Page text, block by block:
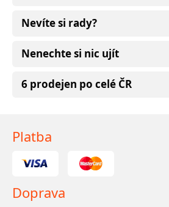
Nevíte si rady?
Nenechte si nic ujít
6 prodejen po celé ČR
Platba
Doprava